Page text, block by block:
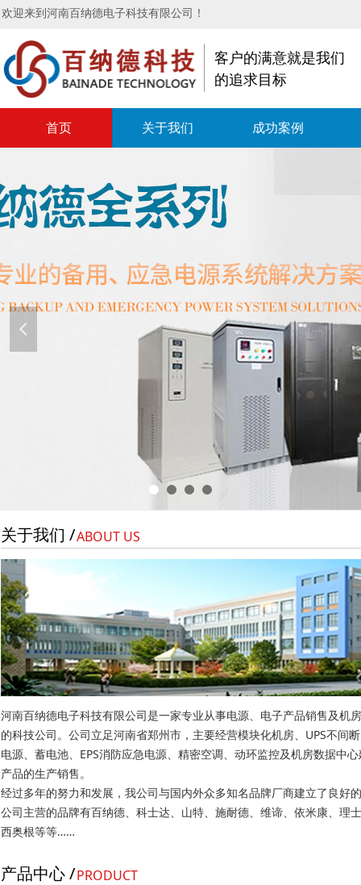
欢迎来到河南百纳德电子科技有限公司！
关于我们 成功案例
客户的满意就是我们
的追求目标
넳
首页
河南百纳德电子科技有限公司是一家专业从事电源、电子产品销售及机
的科技公司。公司立足河南省郑州市，主要经营模块化机房、UPS不间
电源、蓄电池、EPS消防应急电源、精密空调、动环监控及机房数据中
产品的生产销售。
经过多年的努力和发展，我公司与国内外众多知名品牌厂商建立了良好
公司主营的品牌有百纳德、科士达、山特、施耐德、维谛、依米康、理
西奥根等等……
关于我们 /
产品中心 /
ABOUT US
PRODUCT